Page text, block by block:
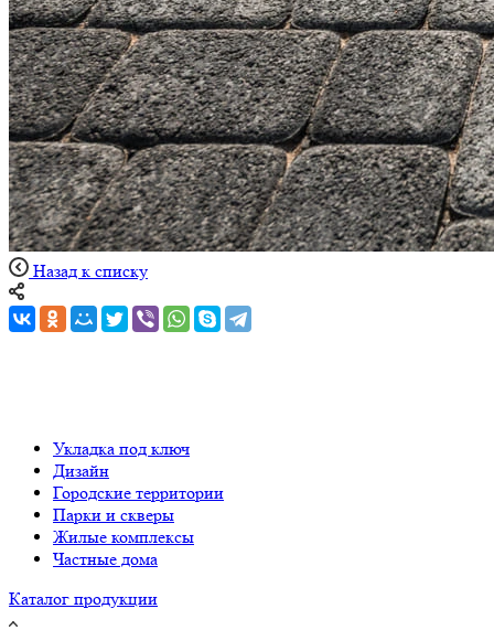
Назад к списку
Укладка под ключ
Дизайн
Городские территории
Парки и скверы
Жилые комплексы
Частные дома
Каталог продукции